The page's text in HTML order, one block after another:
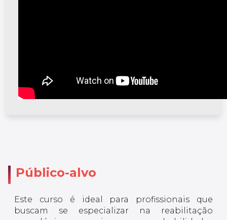
Público-alvo
Este curso é ideal para profissionais que
buscam se especializar na reabilitação